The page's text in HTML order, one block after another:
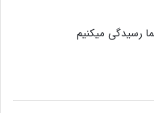
رسیدگی میکنیم